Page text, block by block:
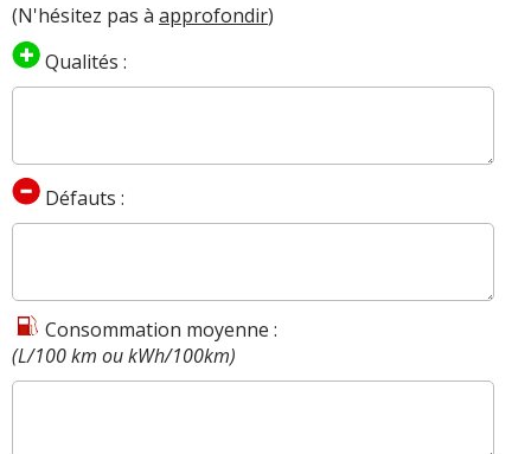
(N'hésitez pas à approfondir)
Qualités :
Défauts :
Consommation moyenne :
(L/100 km ou kWh/100km)